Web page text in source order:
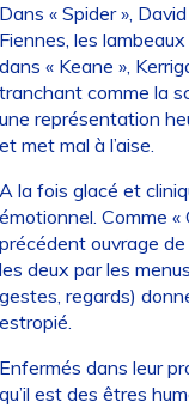
« Spider »,
les
« Keane »,
comme la
représentation
met mal à l’aise.
la fois glacé et
Comme «
ouvrage de
deux par les
regards)
dans leur
est des êtres